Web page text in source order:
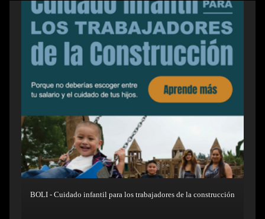
BOLI - Cuidado infantil para los trabajadores de la construcción